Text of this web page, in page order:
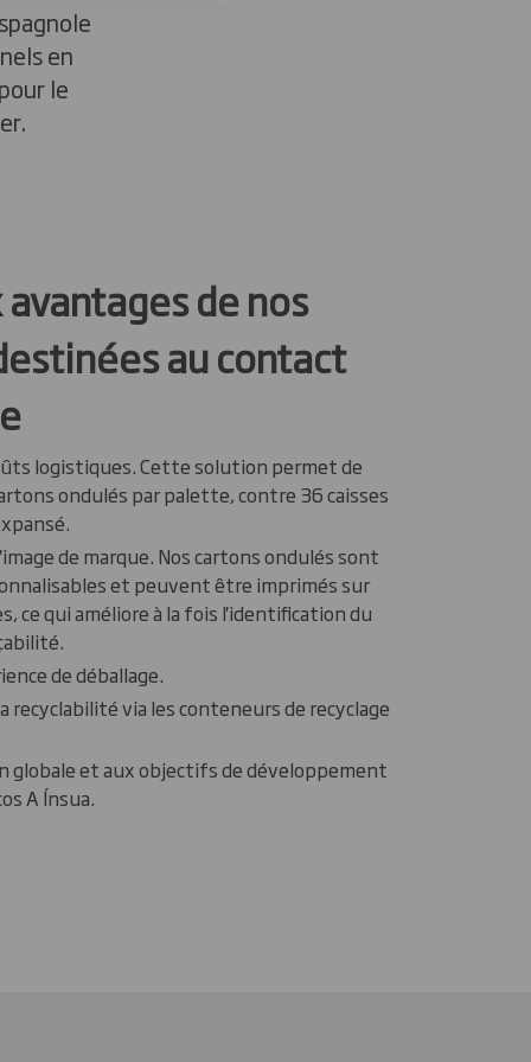
en
le
de nos
au contact
logistiques. Cette solution permet de
ondulés par palette, contre 36 caisses
de marque. Nos cartons ondulés sont
et peuvent être imprimés sur
ce qui améliore à la fois l'identification du
de déballage.
recyclabilité via les conteneurs de recyclage
globale et aux objectifs de développement
A Ínsua.